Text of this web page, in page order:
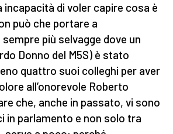
incapacità di voler capire cosa è
può che portare a
più selvagge dove un
Donno del M5S) è stato
quattro suoi colleghi per aver
all’onorevole Roberto
che, anche in passato, vi sono
parlamento e non solo tra